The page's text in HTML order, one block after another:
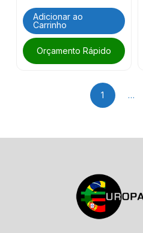
Adicionar ao
Carrinho
Orçamento Rápido
1 …